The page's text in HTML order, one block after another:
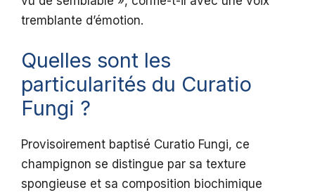
tremblante d’émotion.
Quelles sont les
particularités du Curatio
Fungi ?
Provisoirement baptisé Curatio Fungi, ce
champignon se distingue par sa texture
spongieuse et sa composition biochimique